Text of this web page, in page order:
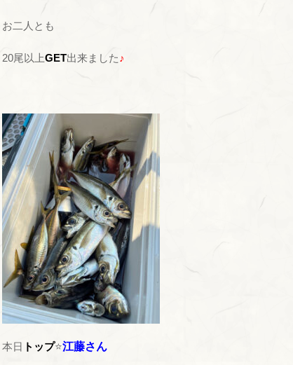
お二人とも
20尾以上GET出来ました♪
本日 トップ⭐江藤さん